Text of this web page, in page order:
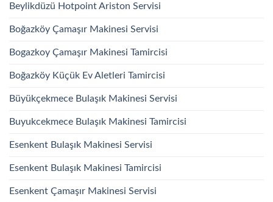
Beylikdüzü Hotpoint Ariston Servisi
Boğazköy Çamaşır Makinesi Servisi
Bogazkoy Çamaşır Makinesi Tamircisi
Boğazköy Küçük Ev Aletleri Tamircisi
Büyükçekmece Bulaşık Makinesi Servisi
Buyukcekmece Bulaşık Makinesi Tamircisi
Esenkent Bulaşık Makinesi Servisi
Esenkent Bulaşık Makinesi Tamircisi
Esenkent Çamaşır Makinesi Servisi